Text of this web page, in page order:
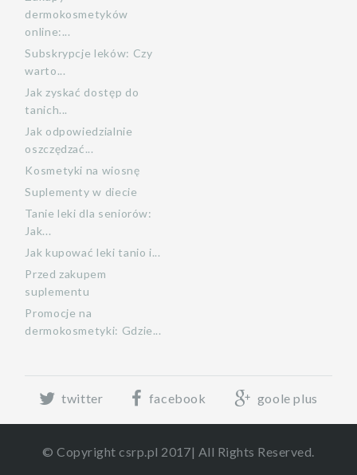
dermokosmetyków
online:...
Subskrypcje leków: Czy
warto...
Jak zyskać dostęp do
tanich...
Jak odpowiedzialnie
oszczędzać...
Kosmetyki na wiosnę
Suplementy w diecie
Tanie leki dla seniorów:
Jak...
Jak kupować leki tanio i...
Przed zakupem
suplementu
Promocje na
dermokosmetyki: Gdzie...
twitter facebook goole plus
© Copyright csrp.pl 2017| All Rights Reserved.